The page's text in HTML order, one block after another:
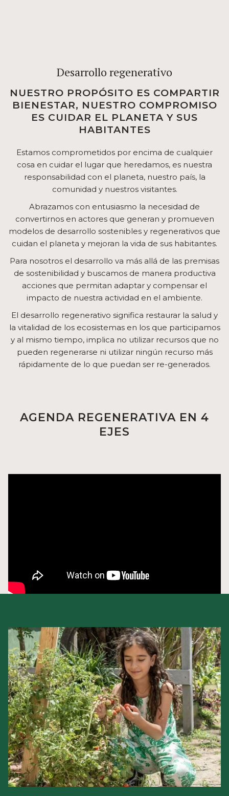
Desarrollo regenerativo
NUESTRO PROPÓSITO ES COMPARTIR
BIENESTAR, NUESTRO COMPROMISO
ES CUIDAR EL PLANETA Y SUS
HABITANTES
Estamos comprometidos por encima de cualquier
cosa en cuidar el lugar que heredamos, es nuestra
responsabilidad con el planeta, nuestro país, la
comunidad y nuestros visitantes.
Abrazamos con entusiasmo la necesidad de
convertirnos en actores que generan y promueven
modelos de desarrollo sostenibles y regenerativos que
cuidan el planeta y mejoran la vida de sus habitantes.
Para nosotros el desarrollo va más allá de las premisas
de sostenibilidad y buscamos de manera productiva
acciones que permitan adaptar y compensar el
impacto de nuestra actividad en el ambiente.
El desarrollo regenerativo significa restaurar la salud y
la vitalidad de los ecosistemas en los que participamos
y al mismo tiempo, implica no utilizar recursos que no
pueden regenerarse ni utilizar ningún recurso más
rápidamente de lo que puedan ser re-generados.
AGENDA REGENERATIVA EN 4
EJES